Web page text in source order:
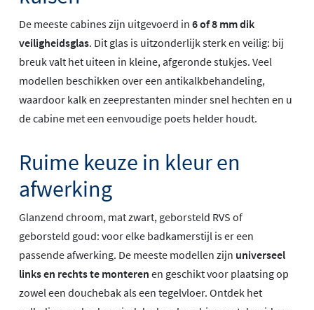
De meeste cabines zijn uitgevoerd in 6 of 8 mm dik
veiligheidsglas. Dit glas is uitzonderlijk sterk en veilig: bij
breuk valt het uiteen in kleine, afgeronde stukjes. Veel
modellen beschikken over een antikalkbehandeling,
waardoor kalk en zeeprestanten minder snel hechten en u
de cabine met een eenvoudige poets helder houdt.
Ruime keuze in kleur en
afwerking
Glanzend chroom, mat zwart, geborsteld RVS of
geborsteld goud: voor elke badkamerstijl is er een
passende afwerking. De meeste modellen zijn universeel
links en rechts te monteren en geschikt voor plaatsing op
zowel een douchebak als een tegelvloer. Ontdek het